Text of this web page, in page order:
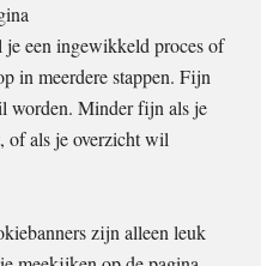
een ingewikkeld proces of
in meerdere stappen. Fijn
worden. Minder fijn als je
of als je overzicht wil
zijn alleen leuk